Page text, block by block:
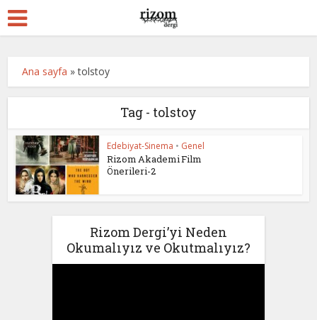
Ana sayfa »tolstoy
Tag - tolstoy
Edebiyat-Sinema • Genel
Rizom Akademi Film
Önerileri-2
Rizom Dergi’yi Neden
Okumalıyız ve Okutmalıyız?